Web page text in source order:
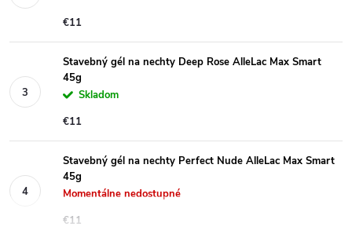
€11
Stavebný gél na nechty Deep Rose AlleLac Max Smart
45g
Skladom
€11
Stavebný gél na nechty Perfect Nude AlleLac Max Smart
45g
Momentálne nedostupné
€11